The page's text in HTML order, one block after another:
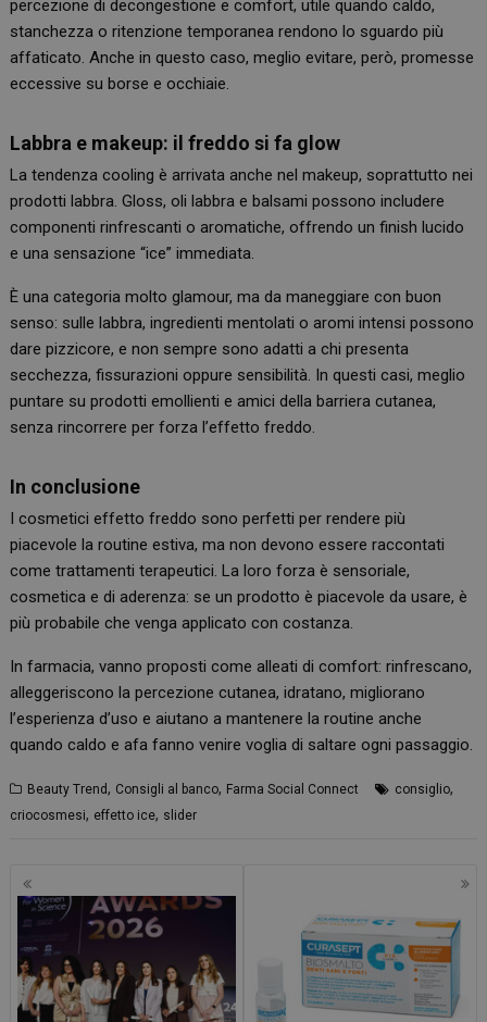
percezione di decongestione e comfort, utile quando caldo,
stanchezza o ritenzione temporanea rendono lo sguardo più
affaticato. Anche in questo caso, meglio evitare, però, promesse
eccessive su borse e occhiaie.
Labbra e makeup: il freddo si fa glow
La tendenza cooling è arrivata anche nel makeup, soprattutto nei
prodotti labbra. Gloss, oli labbra e balsami possono includere
componenti rinfrescanti o aromatiche, offrendo un finish lucido
e una sensazione “ice” immediata.
È una categoria molto glamour, ma da maneggiare con buon
senso: sulle labbra, ingredienti mentolati o aromi intensi possono
dare pizzicore, e non sempre sono adatti a chi presenta
secchezza, fissurazioni oppure sensibilità. In questi casi, meglio
puntare su prodotti emollienti e amici della barriera cutanea,
senza rincorrere per forza l’effetto freddo.
In conclusione
I cosmetici effetto freddo sono perfetti per rendere più
piacevole la routine estiva, ma non devono essere raccontati
come trattamenti terapeutici. La loro forza è sensoriale,
cosmetica e di aderenza: se un prodotto è piacevole da usare, è
più probabile che venga applicato con costanza.
In farmacia, vanno proposti come alleati di comfort: rinfrescano,
alleggeriscono la percezione cutanea, idratano, migliorano
l’esperienza d’uso e aiutano a mantenere la routine anche
quando caldo e afa fanno venire voglia di saltare ogni passaggio.
Beauty Trend, Consigli al banco, Farma Social Connect consiglio,
criocosmesi, effetto ice, slider
Navigazione
articoli